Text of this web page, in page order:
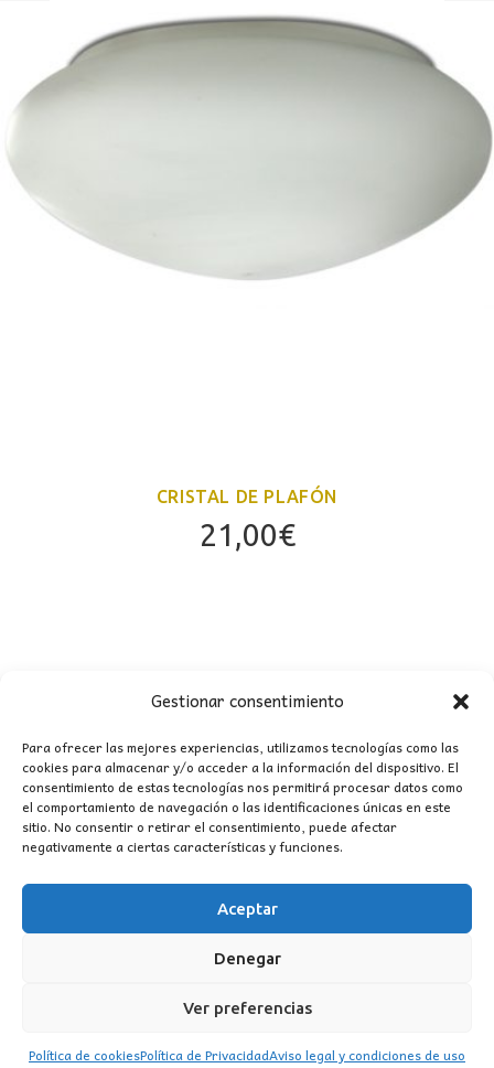
Gestionar consentimiento
Para ofrecer las mejores experiencias, utilizamos tecnologías como las
cookies para almacenar y/o acceder a la información del dispositivo. El
consentimiento de estas tecnologías nos permitirá procesar datos como
el comportamiento de navegación o las identificaciones únicas en este
sitio. No consentir o retirar el consentimiento, puede afectar
negativamente a ciertas características y funciones.
Aceptar
Denegar
Ver preferencias
Política de cookiesPolítica de PrivacidadAviso legal y condiciones de uso
CRISTAL DE PLAFÓN
21,00€
CONTACTO
MI CUENTA